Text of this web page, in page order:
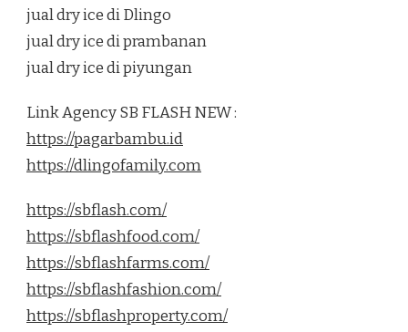
jual dry ice di Dlingo
jual dry ice di prambanan
jual dry ice di piyungan
Link Agency SB FLASH NEW :
https://pagarbambu.id
https://dlingofamily.com
https://sbflash.com/
https://sbflashfood.com/
https://sbflashfarms.com/
https://sbflashfashion.com/
https://sbflashproperty.com/